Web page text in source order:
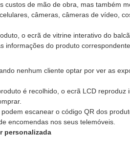
custos de mão de obra, mas também
câmeras, câmeras de vídeo,
o ecrã de vitrine interativo do
informações do produto
nenhum cliente optar por ver as
é recolhido, o ecrã LCD
escanear o código QR dos
encomendas nos seus telemóveis.
personalizada